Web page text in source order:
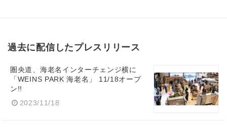
過去に配信したプレスリリース
圏央道、海老名インターチェンジ横に
「WEINS PARK 海老名」 11/18オープ
ン!!
2023/11/18